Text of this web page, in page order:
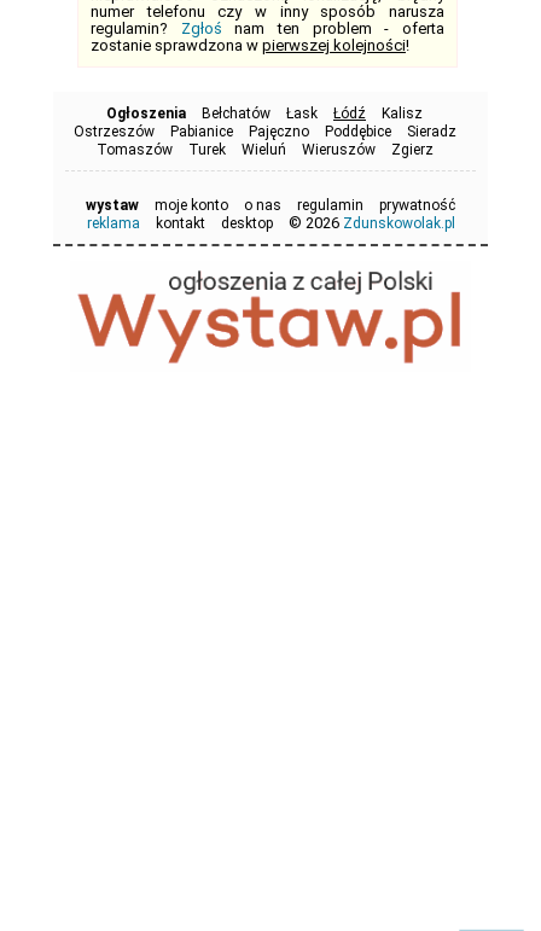
numer telefonu czy w inny sposób narusza
regulamin? Zgłoś nam ten problem - oferta
zostanie sprawdzona w pierwszej kolejności!
Ogłoszenia Bełchatów Łask Łódź
Kalisz
Ostrzeszów
Pabianice Pajęczno Poddębice
Sieradz
Tomaszów
Turek Wieluń Wieruszów Zgierz
wystaw moje konto o nas regulamin
prywatność
reklama
kontakt desktop © 2026 Zdunskowolak.pl